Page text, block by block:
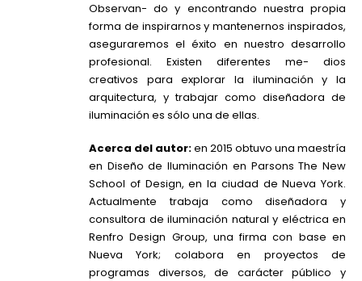
Observan- do y encontrando nuestra propia
forma de inspirarnos y mantenernos inspirados,
aseguraremos el éxito en nuestro desarrollo
profesional. Existen diferentes me- dios
creativos para explorar la iluminación y la
arquitectura, y trabajar como diseñadora de
iluminación es sólo una de ellas.
Acerca del autor:en 2015 obtuvo una maestría
en Diseño de Iluminación en Parsons The New
School of Design, en la ciudad de Nueva York.
Actualmente trabaja como diseñadora y
consultora de iluminación natural y eléctrica en
Renfro Design Group, una firma con base en
Nueva York; colabora en proyectos de
programas diversos, de carácter público y